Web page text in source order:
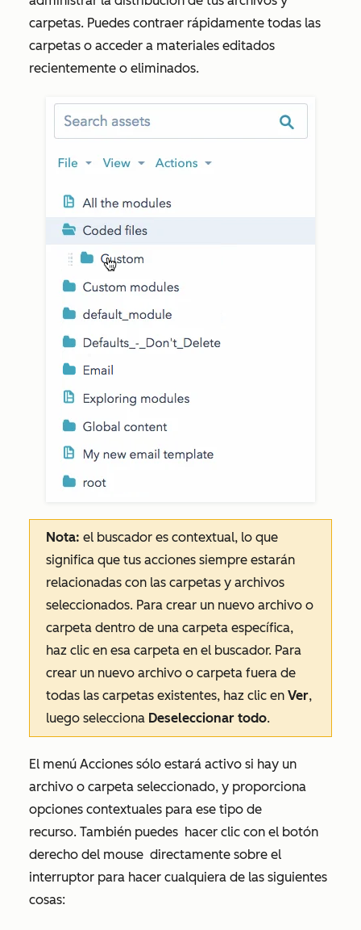
carpetas. Puedes contraer rápidamente todas las
carpetas o acceder a materiales editados
recientemente o eliminados.
Nota: el buscador es contextual, lo que
significa que tus acciones siempre estarán
relacionadas con las carpetas y archivos
seleccionados. Para crear un nuevo archivo o
carpeta dentro de una carpeta específica,
haz clic en esa carpeta en el buscador. Para
crear un nuevo archivo o carpeta fuera de
todas las carpetas existentes, haz clic en Ver,
luego selecciona Deseleccionar todo.
El menú Acciones sólo estará activo si hay un
archivo o carpeta seleccionado, y proporciona
opciones contextuales para ese tipo de
recurso. También puedes hacer clic con el botón
derecho del mouse directamente sobre el
interruptor para hacer cualquiera de las siguientes
cosas: